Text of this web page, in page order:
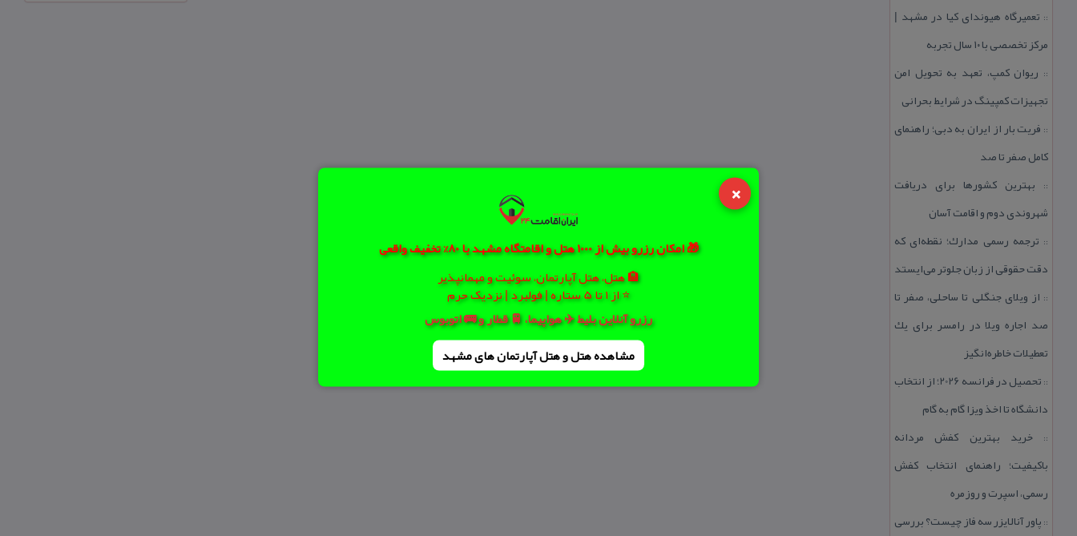
×
🎁 امکان رزرو بیش از 1000 هتل و اقامتگاه مشهد با 80% تخفیف واقعی
🏨 هتل، هتل آپارتمان، سوئیت و مهمانپذیر
⭐ از 1 تا 5 ستاره | فولبرد | نزدیک حرم
رزرو آنلاین بلیط ✈️ هواپیما، 🚆 قطار و 🚌 اتوبوس
مشاهده هتل و هتل‌ آپارتمان های مشهد
:: تعمیرگاه هیوندای كیا در مشهد |
مركز تخصصی با ۱۰ سال تجربه
:: ریوان كمپ، تعهد به تحویل امن
تجهیزات كمپینگ در شرایط بحرانی
:: فریت بار از ایران به دبی؛ راهنمای
كامل صفر تا صد
:: بهترین كشورها برای دریافت
شهروندی دوم و اقامت آسان
:: ترجمه رسمی مدارك؛ نقطه‌ای كه
دقت حقوقی از زبان جلوتر می‌ایستد
:: از ویلای جنگلی تا ساحلی، صفر تا
صد اجاره ویلا در رامسر برای یك
تعطیلات خاطره‌انگیز
::
تحصیل در فرانسه 2026؛ از انتخاب
دانشگاه تا اخذ ویزا گام به گام
::خرید بهترین كفش مردانه
باكیفیت؛ راهنمای انتخاب كفش
رسمی، اسپرت و روزمره
:: پاور آنالایزر سه فاز چیست؟ بررسی